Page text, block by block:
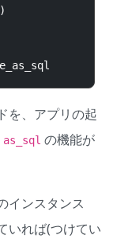
)
を、アプリの起
as_sql の機能が
インスタンス
いれば(つけてい